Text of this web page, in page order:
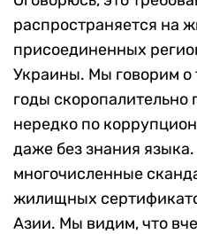
распространяется на
присоединенных
Украины. Мы говорим о
годы скоропалительно
нередко по
даже без знания
многочисленные
жилищных
Азии. Мы видим, что